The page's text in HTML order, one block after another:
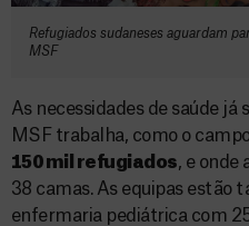
Refugiados sudaneses aguardam
MSF
As necessidades de saúde já
MSF trabalha, como o
150 mil refugiados, e onde
38 camas. As equipas estão
enfermaria pediátrica com